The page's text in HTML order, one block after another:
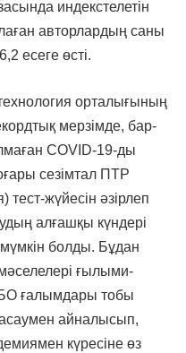
индекстелетін
авторлардың саны
есеге өсті.
орталығының
мерзімде, бар-
COVID-19-ды
сезімтал ПТР
тест-жүйесін әзірлеп
алғашқы күндері
болды. Бұдан
мәселелері ғылыми-
ғалымдары тобы
айналысып,
күресіне өз